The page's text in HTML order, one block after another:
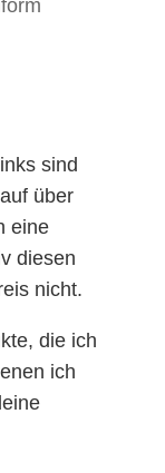
sind
über
eine
diesen
nicht.
die ich
ich